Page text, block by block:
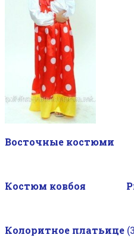
Восточные костюми
Костюм ковбоя
Колоритное платьице